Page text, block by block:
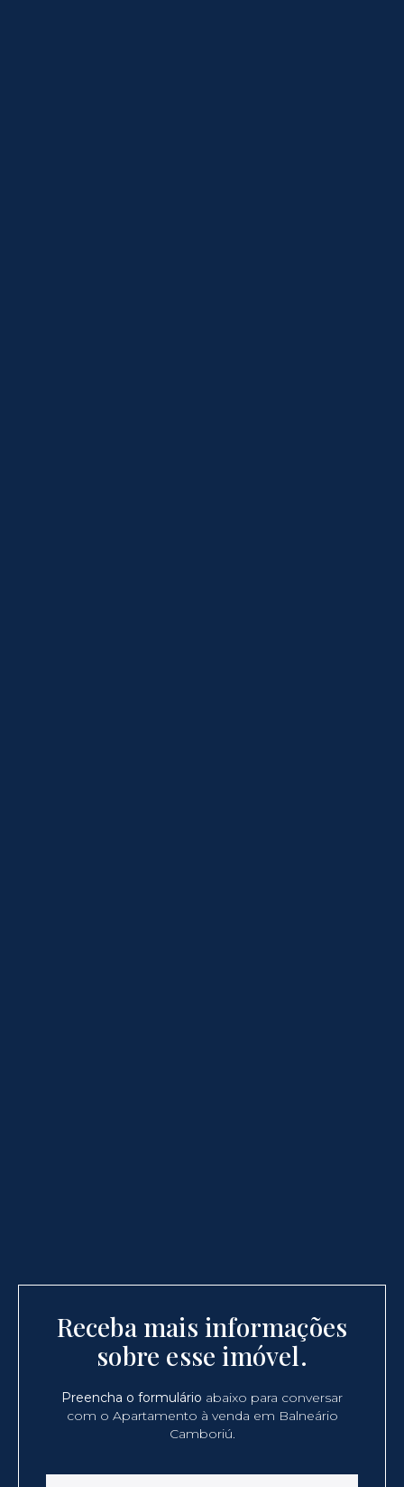
Receba mais informações
sobre esse imóvel.
Preencha o formulário abaixo para conversar
com o Apartamento à venda em Balneário
Camboriú.